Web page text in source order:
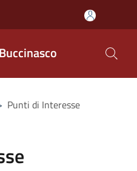
Punti di Interesse